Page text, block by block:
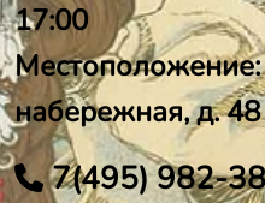
17:00
набережная, д.
7(495) 982-